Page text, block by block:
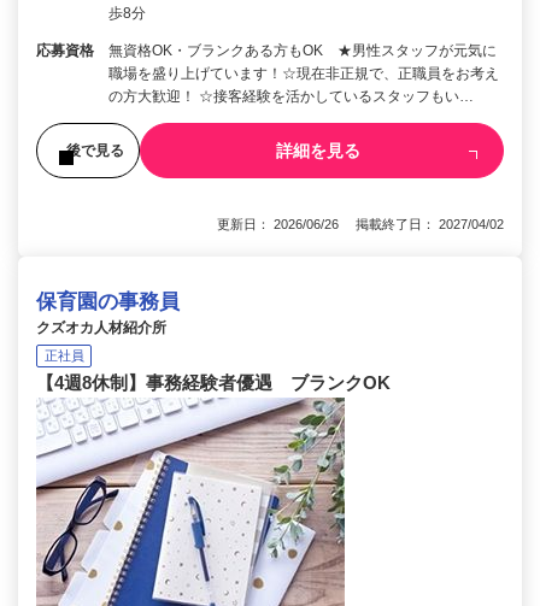
歩8分
応募資格
無資格OK・ブランクある方もOK ★男性スタッフが元気に
職場を盛り上げています！☆現在非正規で、正職員をお考え
の方大歓迎！ ☆接客経験を活かしているスタッフもい…
後で見る 詳細を見る
更新日： 2026/06/26 掲載終了日： 2027/04/02
保育園の事務員
クズオカ人材紹介所
正社員
【4週8休制】事務経験者優遇 ブランクOK